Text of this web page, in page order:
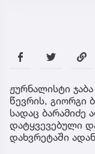
ჟურნალისტი
წევრის, გიორგი
სადაც
დატყვევებული
დახვრეტაში